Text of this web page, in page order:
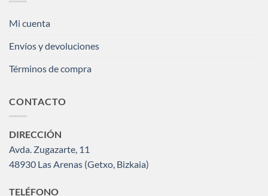
Mi cuenta
Envíos y devoluciones
Términos de compra
CONTACTO
DIRECCIÓN
Avda. Zugazarte, 11
48930 Las Arenas (Getxo, Bizkaia)
TELÉFONO